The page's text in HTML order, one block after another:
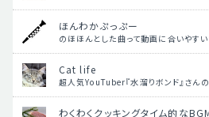
ほんわかぷっぷー
のほほんとした曲って動画に合いやす
Cat life
超人気YouTuber『水溜りボンド』さん
わくわくクッキングタイム的な